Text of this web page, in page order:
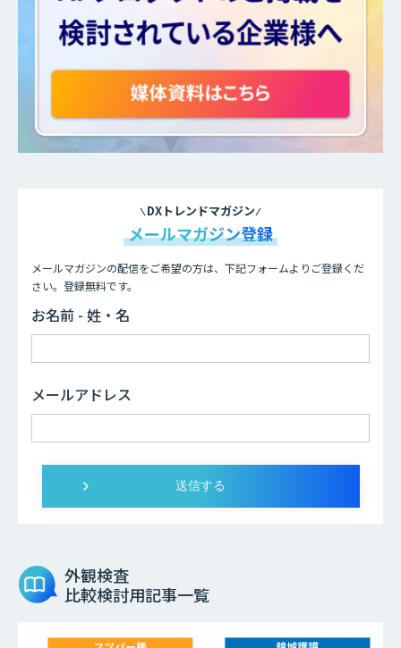
DXトレンドマガジン
メールマガジン登録
メールマガジンの配信をご希望の方は、下記フォームよりご登録くだ
さい。登録無料です。
お名前 - 姓・名
メールアドレス
外観検査
比較検討用記事一覧